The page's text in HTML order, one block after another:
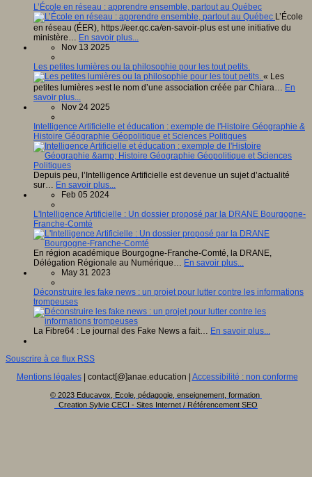
L’École en réseau : apprendre ensemble, partout au Québec
L’École
en réseau (ÉER), https://eer.qc.ca/en-savoir-plus est une initiative du
ministère… En savoir plus...
Nov 13 2025
Les petites lumières ou la philosophie pour les tout petits.
« Les
petites lumières »est le nom d’une association créée par Chiara… En
savoir plus...
Nov 24 2025
Intelligence Artificielle et éducation : exemple de l'Histoire Géographie &
Histoire Géographie Géopolitique et Sciences Politiques
Depuis peu, l’Intelligence Artificielle est devenue un sujet d’actualité
sur… En savoir plus...
Feb 05 2024
L'Intelligence Artificielle : Un dossier proposé par la DRANE Bourgogne-
Franche-Comté
En région académique Bourgogne-Franche-Comté, la DRANE,
Délégation Régionale au Numérique… En savoir plus...
May 31 2023
Déconstruire les fake news : un projet pour lutter contre les informations
trompeuses
La Fibre64 : Le journal des Fake News a fait… En savoir plus...
Souscrire à ce flux RSS
Mentions légales| contact[@]anae.education | Accessibilité : non conforme
© 2023 Educavox, Ecole, pédagogie, enseignement, formation
Creation Sylvie CECI - Sites Internet / Référencement SEO